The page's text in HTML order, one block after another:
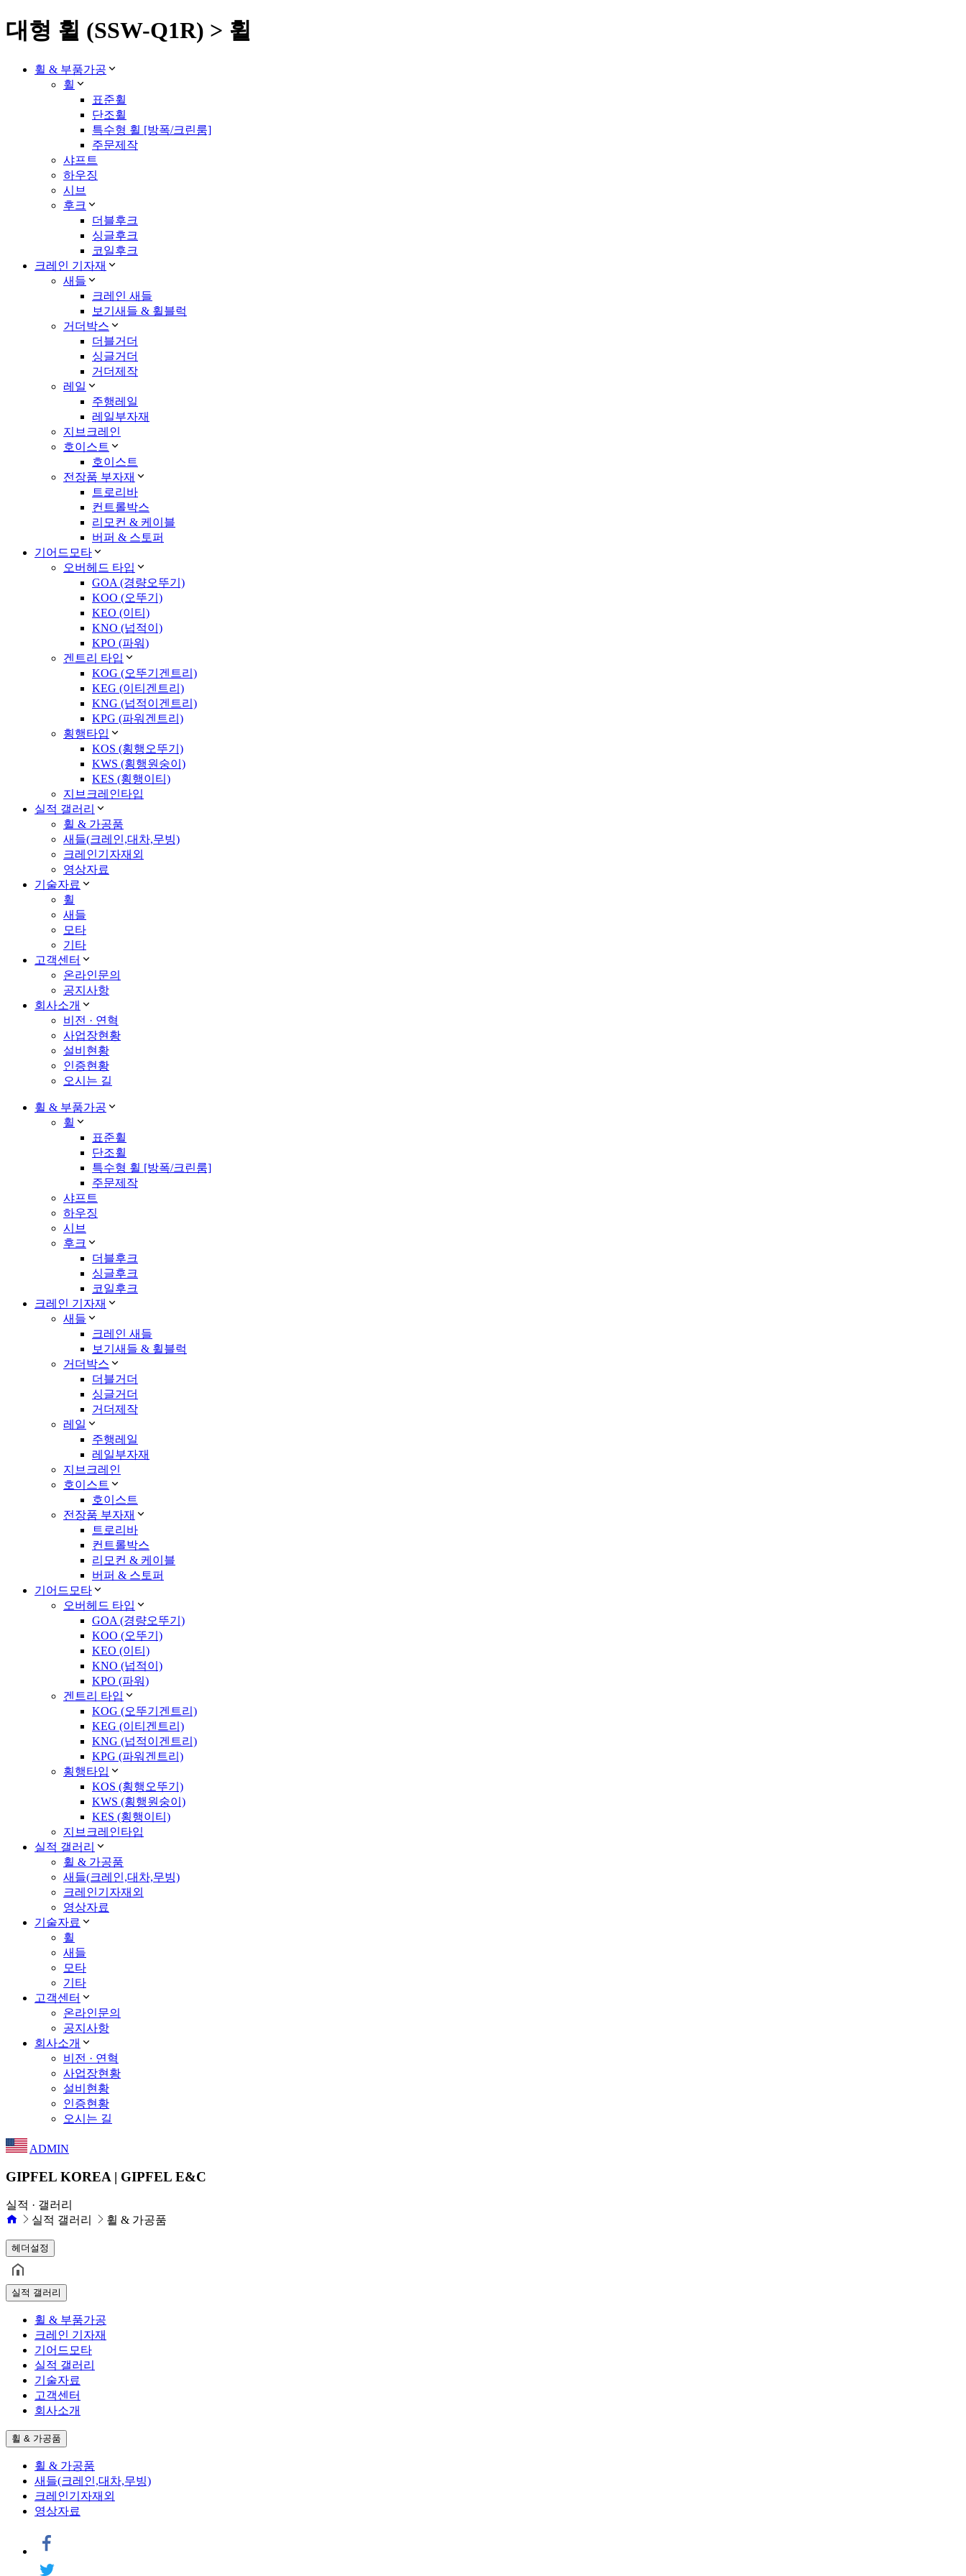
대형 휠 (SSW-Q1R) > 휠
휠 & 부품가공
휠
표준휠
단조휠
특수형 휠 [방폭/크린룸]
주문제작
샤프트
하우징
시브
후크
더블후크
싱글후크
코일후크
크레인 기자재
새들
크레인 새들
보기새들 & 휠블럭
거더박스
더블거더
싱글거더
거더제작
레일
주행레일
레일부자재
지브크레인
호이스트
호이스트
전장품 부자재
트로리바
컨트롤박스
리모컨 & 케이블
버퍼 & 스토퍼
기어드모타
오버헤드 타입
GOA (경량오뚜기)
KOO (오뚜기)
KEO (이티)
KNO (넙적이)
KPO (파워)
겐트리 타입
KOG (오뚜기겐트리)
KEG (이티겐트리)
KNG (넙적이겐트리)
KPG (파워겐트리)
횡행타입
KOS (횡행오뚜기)
KWS (횡행원숭이)
KES (횡행이티)
지브크레인타입
실적 갤러리
휠 & 가공품
새들(크레인,대차,무빙)
크레인기자재외
영상자료
기술자료
휠
새들
모타
기타
고객센터
온라인문의
공지사항
회사소개
비전 · 연혁
사업장현황
설비현황
인증현황
오시는 길
휠 & 부품가공
휠
표준휠
단조휠
특수형 휠 [방폭/크린룸]
주문제작
샤프트
하우징
시브
후크
더블후크
싱글후크
코일후크
크레인 기자재
새들
크레인 새들
보기새들 & 휠블럭
거더박스
더블거더
싱글거더
거더제작
레일
주행레일
레일부자재
지브크레인
호이스트
호이스트
전장품 부자재
트로리바
컨트롤박스
리모컨 & 케이블
버퍼 & 스토퍼
기어드모타
오버헤드 타입
GOA (경량오뚜기)
KOO (오뚜기)
KEO (이티)
KNO (넙적이)
KPO (파워)
겐트리 타입
KOG (오뚜기겐트리)
KEG (이티겐트리)
KNG (넙적이겐트리)
KPG (파워겐트리)
횡행타입
KOS (횡행오뚜기)
KWS (횡행원숭이)
KES (횡행이티)
지브크레인타입
실적 갤러리
휠 & 가공품
새들(크레인,대차,무빙)
크레인기자재외
영상자료
기술자료
휠
새들
모타
기타
고객센터
온라인문의
공지사항
회사소개
비전 · 연혁
사업장현황
설비현황
인증현황
오시는 길
ADMIN
GIPFEL KOREA | GIPFEL E&C
실적 · 갤러리
실적 갤러리
휠 & 가공품
헤더설정
실적 갤러리
휠 & 부품가공
크레인 기자재
기어드모타
실적 갤러리
기술자료
고객센터
회사소개
휠 & 가공품
휠 & 가공품
새들(크레인,대차,무빙)
크레인기자재외
영상자료